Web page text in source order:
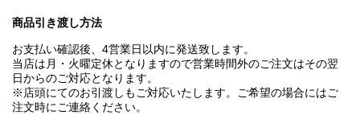
商品引き渡し方法
お支払い確認後、4営業日以内に発送致します。
当店は月・火曜定休となりますので営業時間外のご注文はその翌
日からのご対応となります。
※店頭にてのお引渡しもご対応いたします。ご希望の場合にはご
注文時にご連絡ください。